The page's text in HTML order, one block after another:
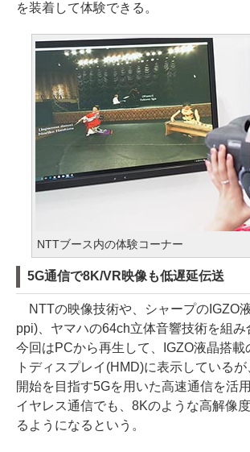
を装着して体験できる。
NTTブース内の体験コーナー
5G通信で8K/VR映像も低遅延伝送
NTTの映像技術や、シャープのIGZO
ppi)、ヤマハの64ch立体音響技術を組み
今回はPCから再生して、IGZO液晶搭載
トディスプレイ(HMD)に表示している
開始を目指す5Gを用いた高速通信を活
イヤレス通信でも、8Kのような高解像
るようになるという。